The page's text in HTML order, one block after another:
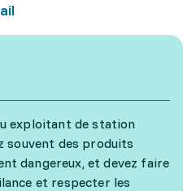
exploitant de station
souvent des produits
dangereux, et devez faire
et respecter les